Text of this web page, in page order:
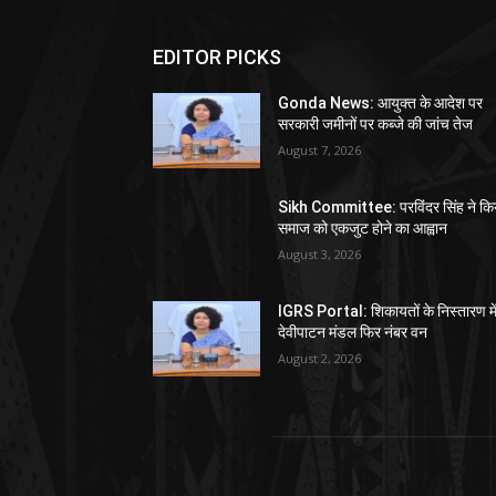
EDITOR PICKS
Gonda News: आयुक्त के आदेश पर
सरकारी जमीनों पर कब्जे की जांच तेज
August 7, 2026
Sikh Committee: परविंदर सिंह ने
समाज को एकजुट होने का आह्वान
August 3, 2026
IGRS Portal: शिकायतों के निस्तारण
देवीपाटन मंडल फिर नंबर वन
August 2, 2026